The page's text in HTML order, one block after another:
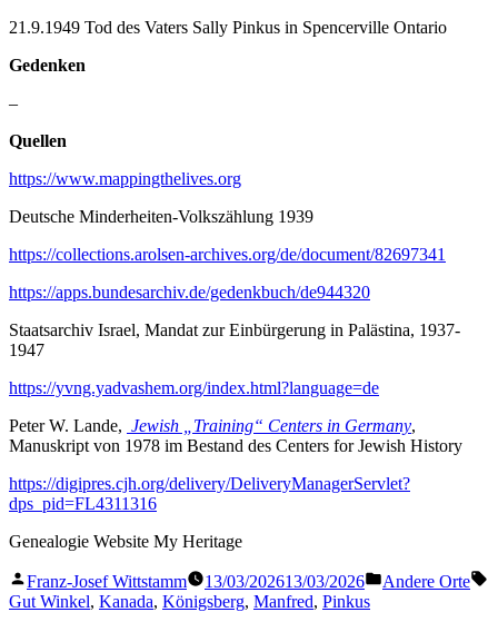
21.9.1949 Tod des Vaters Sally Pinkus in Spencerville Ontario
Gedenken
–
Quellen
https://www.mappingthelives.org
Deutsche Minderheiten-Volkszählung 1939
https://collections.arolsen-archives.org/de/document/82697341
https://apps.bundesarchiv.de/gedenkbuch/de944320
Staatsarchiv Israel, Mandat zur Einbürgerung in Palästina, 1937-
1947
https://yvng.yadvashem.org/index.html?language=de
Peter W. Lande, Jewish „Training“ Centers in Germany,
Manuskript von 1978 im Bestand des Centers for Jewish History
https://digipres.cjh.org/delivery/DeliveryManagerServlet?
dps_pid=FL4311316
Genealogie Website My Heritage
Veröffentlicht
von
Franz-Josef Wittstamm 13/03/202613/03/2026
Veröffentlicht
Andere Orte
Gut Winkel, Kanada, Königsberg, Manfred, Pinkus